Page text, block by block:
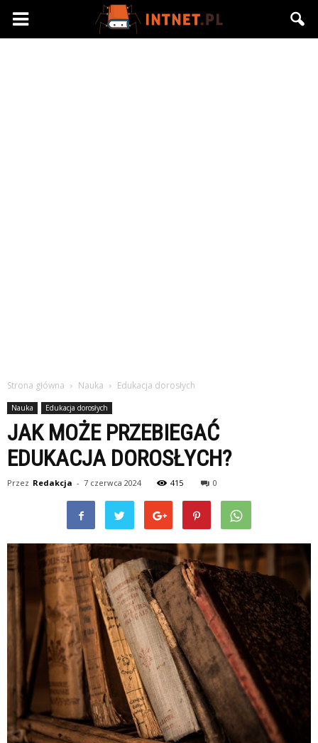
Intnet.pl
Strona główna Nauka Edukacja dorosłych
Nauka Edukacja dorosłych
JAK MOŻE PRZEBIEGAĆ
EDUKACJA DOROSŁYCH?
Przez Redakcja - 7 czerwca 2024 415 0